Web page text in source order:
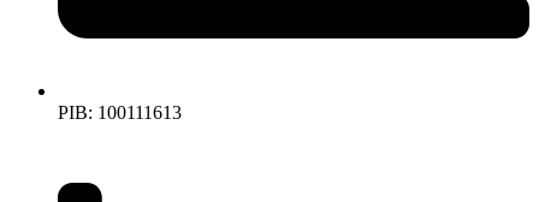
PIB: 100111613